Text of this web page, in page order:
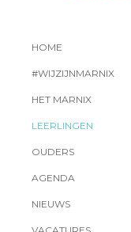
HOME
#WIJZIJNMARNIX
HET MARNIX
LEERLINGEN
OUDERS
AGENDA
NIEUWS